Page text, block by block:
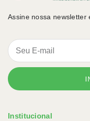
Assine nossa newsletter
Institucional